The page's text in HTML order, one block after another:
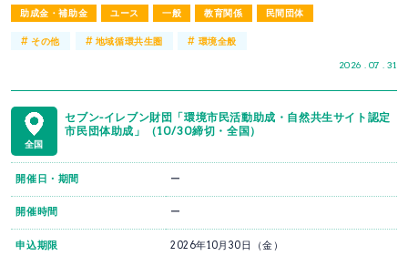
助成金・補助金 ユース 一般 教育関係 民間団体
2026 . 07 . 31
#その他 # 地域循環共生圏 # 環境全般
全国
セブン-イレブン財団「環境市民活動助成・自然共生サイト認定
市民団体助成」（10/30締切・全国）
開催日・期間 ー
開催時間 ー
申込期限 2026年10月30日（金）